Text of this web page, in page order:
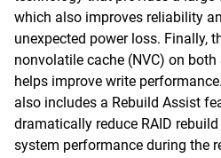
which also improves reliability
unexpected power loss. Finally,
nonvolatile cache (NVC) on both
helps improve write
also includes a Rebuild Assist
dramatically reduce RAID
system performance during the